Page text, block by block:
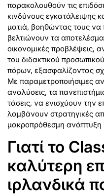
παρακολουθούν τις
κινδύνους εγκατάλειψης
ματιά, βοηθώντας τους να
βελτιώνουν τα
οικονομικές προβλέψεις,
του διδακτικού
πόρων, εξασφαλίζοντας
Με παραμετροποιήσιμες
αναλύσεις, τα
τάσεις, να ενισχύουν την
λαμβάνουν στρατηγικές
μακροπρόθεσμη ανάπτυξη
Γιατί το
καλύτερη
ιρλανδικά